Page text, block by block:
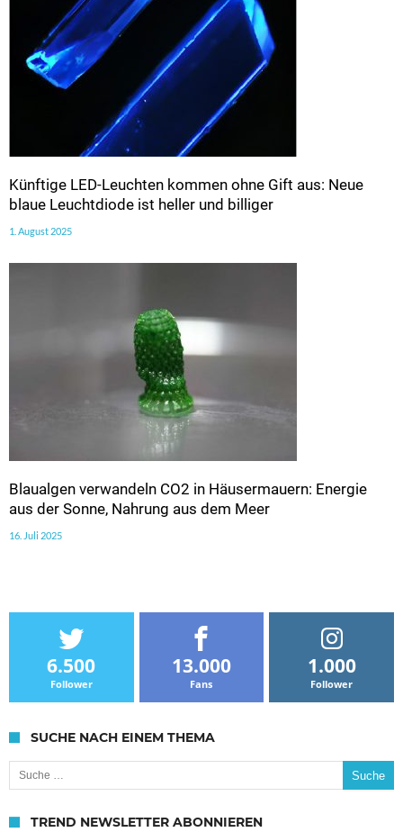
Künftige LED-Leuchten kommen ohne Gift aus: Neue
blaue Leuchtdiode ist heller und billiger
1. August 2025
Blaualgen verwandeln CO2 in Häusermauern: Energie
aus der Sonne, Nahrung aus dem Meer
16. Juli 2025
6.500
Follower
13.000
Fans
1.000
Follower
SUCHE NACH EINEM THEMA
Suche nach:
TREND NEWSLETTER ABONNIEREN